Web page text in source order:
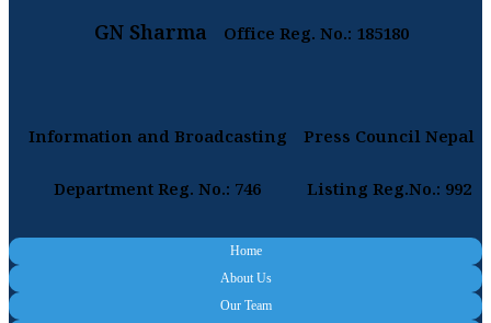
GN Sharma Office Reg. No.: 185180
Information and Broadcasting
Department Reg. No.: 746
Press Council Nepal
Listing Reg.No.: 992
Home
About Us
Our Team